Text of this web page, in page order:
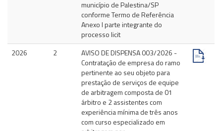
município de Palestina/SP
conforme Termo de Referência
Anexo I parte integrante do
processo licit
2026
2
AVISO DE DISPENSA 003/2026 -
Contratação de empresa do ramo
pertinente ao seu objeto para
prestação de serviços de equipe
de arbitragem composta de 01
árbitro e 2 assistentes com
experiência mínima de três anos
com curso especializado em